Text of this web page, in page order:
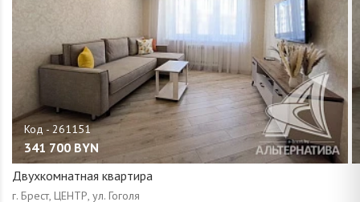
341 700 BYN
Двухкомнатная квартира